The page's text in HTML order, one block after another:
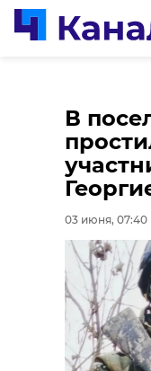
В
03 июня, 07:40
В
02
02